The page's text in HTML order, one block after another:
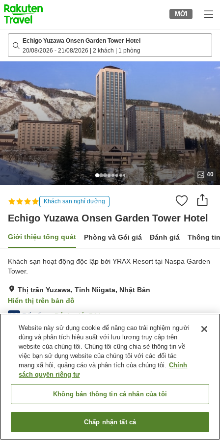
to
top
page
MỚI
Echigo Yuzawa Onsen Garden Tower Hotel
20/08/2026 - 21/08/2026 2 khách 1 phòng
40
Khách sạn nghỉ dưỡng
Echigo Yuzawa Onsen Garden Tower Hotel
Giới thiệu tổng quát Phòng và Gói giá Đánh giá Thông
Khách sạn hoạt động độc lập bởi YRAX Resort tại Naspa Garden
Tower.
Thị trấn Yuzawa, Tỉnh Niigata, Nhật Bản
Hiển thị trên bản đồ
4.2 Rất tốt Đánh giá:54lượt
Tiện nghi chỗ nghỉ
Bãi đỗ xe
Xông hơi
Spa / Salon
Phòng tập gym
Nhật Bản Tỉnh Niigata
Thị trấn Yuzawa
Echigo Yuzawa Onsen Garden Tower Hotel
Tìm phòng trống
Website này sử dụng cookie để nâng cao trải nghiệm người
dùng và phân tích hiệu suất với lưu lượng truy cập trên
website của chúng tôi. Chúng tôi cũng chia sẻ thông tin về
việc bạn sử dụng website của chúng tôi với các đối tác
mạng xã hội, quảng cáo và phân tích của chúng tôi. Chính
sách quyền riêng tư
Không bán thông tin cá nhân của tôi
Chấp nhận tất cả